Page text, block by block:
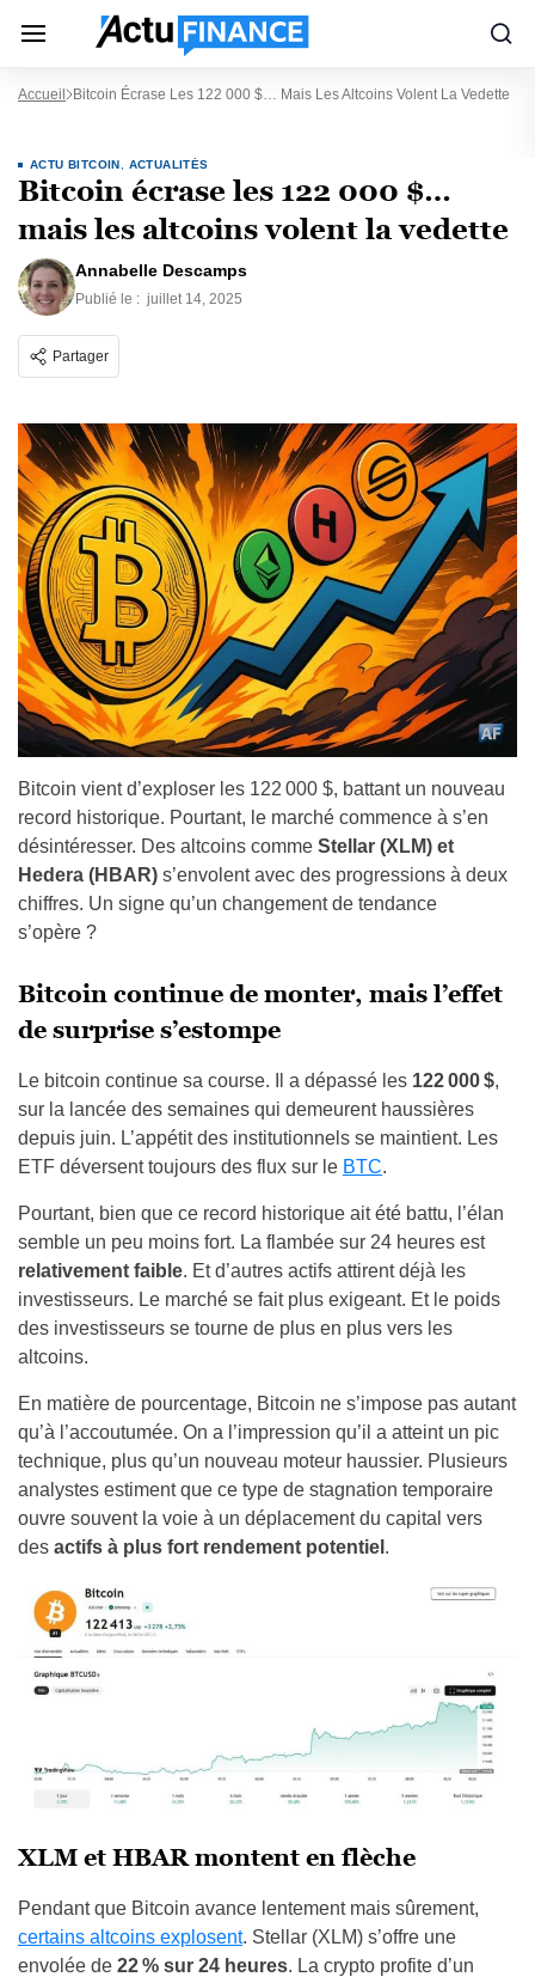
Accueil Bitcoin Écrase Les 122 000 $… Mais Les Altcoins Volent La Vedette
ACTU BITCOIN ACTUALITÉS
Bitcoin écrase les 122 000 $…
mais les altcoins volent la vedette
Annabelle Descamps
Publié le : juillet 14, 2025
Partager
Bitcoin vient d’exploser les 122 000 $, battant un nouveau
record historique. Pourtant, le marché commence à s’en
désintéresser. Des altcoins comme Stellar (XLM) et
Hedera (HBAR) s’envolent avec des progressions à deux
chiffres. Un signe qu’un changement de tendance
s’opère ?
Bitcoin continue de monter, mais l’effet
de surprise s’estompe
Le bitcoin continue sa course. Il a dépassé les 122 000 $,
sur la lancée des semaines qui demeurent haussières
depuis juin. L’appétit des institutionnels se maintient. Les
ETF déversent toujours des flux sur le BTC.
Pourtant, bien que ce record historique ait été battu, l’élan
semble un peu moins fort. La flambée sur 24 heures est
relativement faible. Et d’autres actifs attirent déjà les
investisseurs. Le marché se fait plus exigeant. Et le poids
des investisseurs se tourne de plus en plus vers les
altcoins.
En matière de pourcentage, Bitcoin ne s’impose pas autant
qu’à l’accoutumée. On a l’impression qu’il a atteint un pic
technique, plus qu’un nouveau moteur haussier. Plusieurs
analystes estiment que ce type de stagnation temporaire
ouvre souvent la voie à un déplacement du capital vers
des actifs à plus fort rendement potentiel .
XLM et HBAR montent en flèche
Pendant que Bitcoin avance lentement mais sûrement,
certains altcoins explosent. Stellar (XLM) s’offre une
envolée de 22 % sur 24 heures. La crypto profite d’un